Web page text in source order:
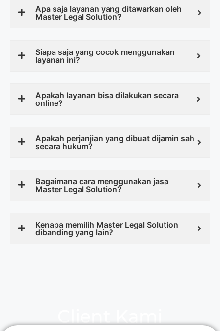
Apa saja layanan yang ditawarkan oleh
Master Legal Solution?
Siapa saja yang cocok menggunakan
layanan ini?
Apakah layanan bisa dilakukan secara
online?
Apakah perjanjian yang dibuat dijamin sah
secara hukum?
Bagaimana cara menggunakan jasa
Master Legal Solution?
Kenapa memilih Master Legal Solution
dibanding yang lain?